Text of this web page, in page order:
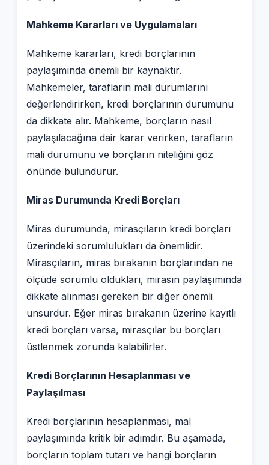
Mahkeme Kararları ve Uygulamaları
Mahkeme kararları, kredi borçlarının
paylaşımında önemli bir kaynaktır.
Mahkemeler, tarafların mali durumlarını
değerlendirirken, kredi borçlarının durumunu
da dikkate alır. Mahkeme, borçların nasıl
paylaşılacağına dair karar verirken, tarafların
mali durumunu ve borçların niteliğini göz
önünde bulundurur.
Miras Durumunda Kredi Borçları
Miras durumunda, mirasçıların kredi borçları
üzerindeki sorumlulukları da önemlidir.
Mirasçıların, miras bırakanın borçlarından ne
ölçüde sorumlu oldukları, mirasın paylaşımında
dikkate alınması gereken bir diğer önemli
unsurdur. Eğer miras bırakanın üzerine kayıtlı
kredi borçları varsa, mirasçılar bu borçları
üstlenmek zorunda kalabilirler.
Kredi Borçlarının Hesaplanması ve
Paylaşılması
Kredi borçlarının hesaplanması, mal
paylaşımında kritik bir adımdır. Bu aşamada,
borçların toplam tutarı ve hangi borçların